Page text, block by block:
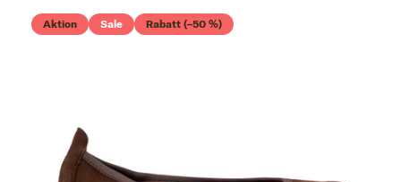
Aktion Sale Rabatt (–50 %)